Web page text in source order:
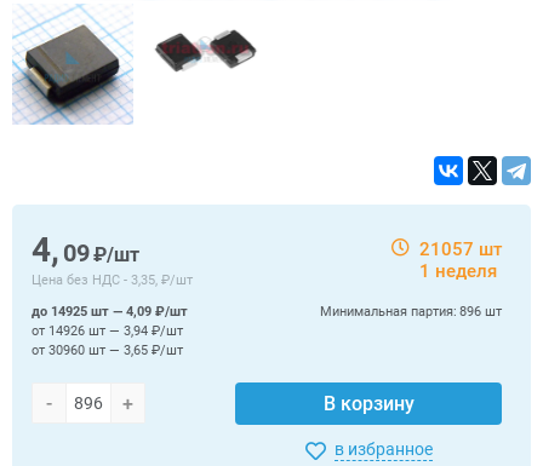
4, 09₽/шт
Цена без НДС - 3,35, ₽/шт
21057 шт
1 неделя
- + В корзину
Минимальная партия: 896 шт
до 14925 шт — 4,09 ₽/шт
от 14926 шт — 3,94 ₽/шт
от 30960 шт — 3,65 ₽/шт
в избранное